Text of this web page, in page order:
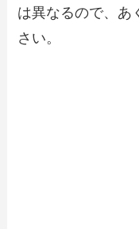
は異なるので、あ
さい。